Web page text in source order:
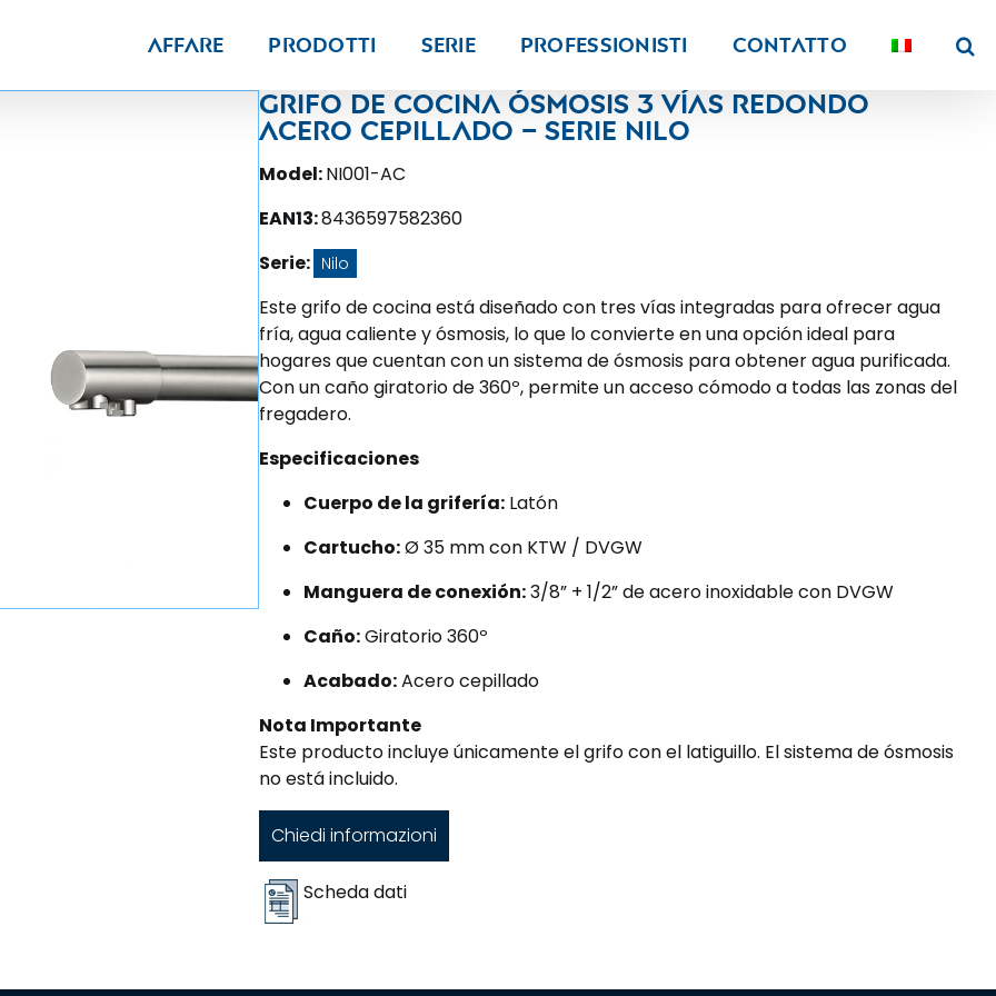
Affare Prodotti Serie PROFESSIONISTI Contatto
Grifo de cocina ósmosis 3 vías redondo
acero cepillado – Serie Nilo
Model:NI001-AC
EAN13:8436597582360
Serie: Nilo
Este grifo de cocina está diseñado con tres vías integradas para ofrecer agua
fría, agua caliente y ósmosis, lo que lo convierte en una opción ideal para
hogares que cuentan con un sistema de ósmosis para obtener agua purificada.
Con un caño giratorio de 360º, permite un acceso cómodo a todas las zonas del
fregadero.
Especificaciones
Cuerpo de la grifería: Latón
Cartucho:Ø 35 mm con KTW / DVGW
Manguera de conexión:3/8” + 1/2” de acero inoxidable con DVGW
Caño:Giratorio 360º
Acabado:Acero cepillado
Nota Importante
Este producto incluye únicamente el grifo con el latiguillo. El sistema de ósmosis
no está incluido.
Chiedi informazioni
Scheda dati